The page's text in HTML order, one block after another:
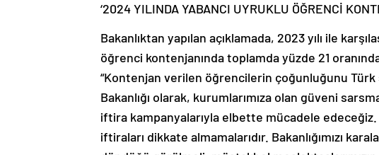
‘2024 YILINDA YABANCI UYRUKLU ÖĞRENCİ
Bakanlıktan yapılan açıklamada, 2023 yılı ile
öğrenci kontenjanında toplamda yüzde 21
“Kontenjan verilen öğrencilerin çoğunluğunu Türk
Bakanlığı olarak, kurumlarımıza olan güveni
iftira kampanyalarıyla elbette mücadele edeceğiz.
iftiraları dikkate almamalarıdır. Bakanlığımızı